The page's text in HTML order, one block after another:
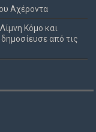
Αχέροντα
Κόμο και
από τις